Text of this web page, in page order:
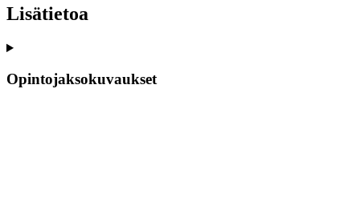
Lisätietoa
Opintojaksokuvaukset